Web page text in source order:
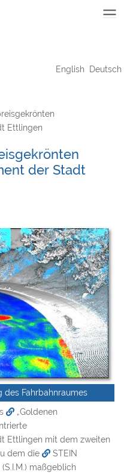
English Deutsch
Ettlingen
der Stadt
des Fahrbahnraumes
„Goldenen
Ettlingen mit dem zweiten
dem die
STEIN
maßgeblich